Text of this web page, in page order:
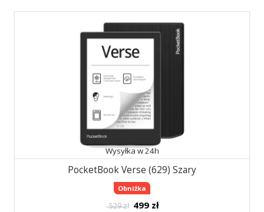
Wysyłka w 24h
PocketBook Verse (629) Szary
Obniżka
529 zł 499 zł